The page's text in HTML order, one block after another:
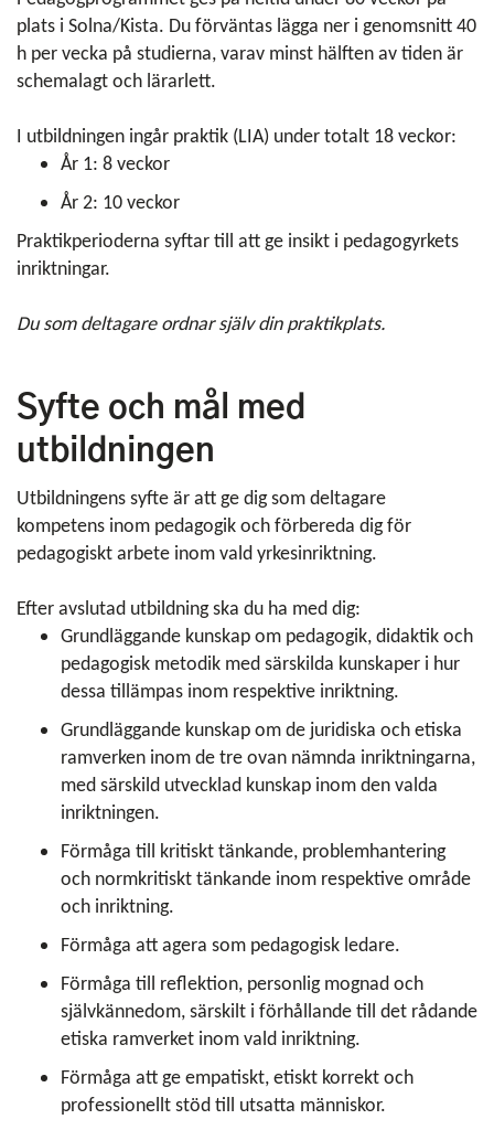
plats i Solna/Kista. Du förväntas lägga ner i genomsnitt 40
h per vecka på studierna, varav minst hälften av tiden är
schemalagt och lärarlett.
I utbildningen ingår praktik (LIA) under totalt 18 veckor:
År 1: 8 veckor
År 2: 10 veckor
Praktikperioderna syftar till att ge insikt i pedagogyrkets
inriktningar.
Du som deltagare ordnar själv din praktikplats.
Syfte och mål med
utbildningen
Utbildningens syfte är att ge dig som deltagare
kompetens inom pedagogik och förbereda dig för
pedagogiskt arbete inom vald yrkesinriktning.
Efter avslutad utbildning ska du ha med dig:
Grundläggande kunskap om pedagogik, didaktik och
pedagogisk metodik med särskilda kunskaper i hur
dessa tillämpas inom respektive inriktning.
Grundläggande kunskap om de juridiska och etiska
ramverken inom de tre ovan nämnda inriktningarna,
med särskild utvecklad kunskap inom den valda
inriktningen.
Förmåga till kritiskt tänkande, problemhantering
och normkritiskt tänkande inom respektive område
och inriktning.
Förmåga att agera som pedagogisk ledare.
Förmåga till reflektion, personlig mognad och
självkännedom, särskilt i förhållande till det rådande
etiska ramverket inom vald inriktning.
Förmåga att ge empatiskt, etiskt korrekt och
professionellt stöd till utsatta människor.